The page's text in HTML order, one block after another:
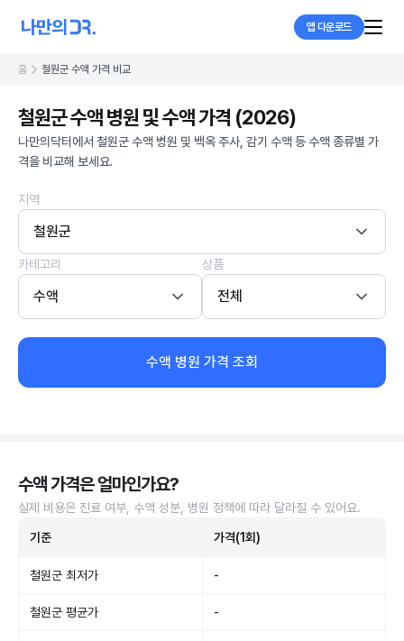
앱 다운로드
홈 철원군 수액 가격 비교
철원군 수액 병원 및 수액 가격 (2026)
나만의닥터에서 철원군 수액 병원 및 백옥 주사, 감기 수액 등 수액 종류별 가
격을 비교해 보세요.
지역
철원군
카테고리
수액
상품
전체
수액 병원 가격 조회
수액 가격은 얼마인가요?
실제 비용은 진료 여부, 수액 성분, 병원 정책에 따라 달라질 수 있어요.
기준 가격(1회)
철원군 최저가 -
철원군 평균가 -